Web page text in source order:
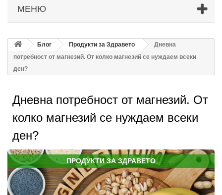
МЕНЮ
Блог Продукти за Здравето
Дневна
потребност от магнезий. От колко магнезий се нуждаем всеки
ден?
Дневна потребност от магнезий. От
колко магнезий се нуждаем всеки
ден?
ПРОДУКТИ ЗА ЗДРАВЕТО